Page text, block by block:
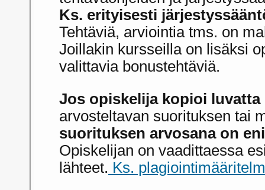
Ks. erityisesti
Tehtäviä, arviointia tms. on
Joillakin kursseilla on lisäksi
valittavia bonustehtäviä.
Jos opiskelija kopioi luvatta
arvosteltavan suorituksen tai
suorituksen arvosana on
Opiskelijan on vaadittaessa
lähteet. Ks.